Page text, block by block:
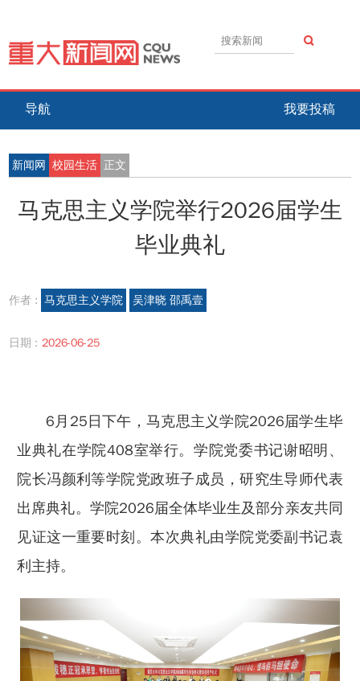
导航 我要投稿
新闻网 校园生活 正文
马克思主义学院举行2026届学生
毕业典礼
作者 : 马克思主义学院 吴津晓 邵禹壹
日期 : 2026-06-25
6月25日下午，马克思主义学院2026届学生毕
业典礼在学院408室举行。学院党委书记谢昭明、
院长冯颜利等学院党政班子成员，研究生导师代表
出席典礼。学院2026届全体毕业生及部分亲友共同
见证这一重要时刻。本次典礼由学院党委副书记袁
利主持。